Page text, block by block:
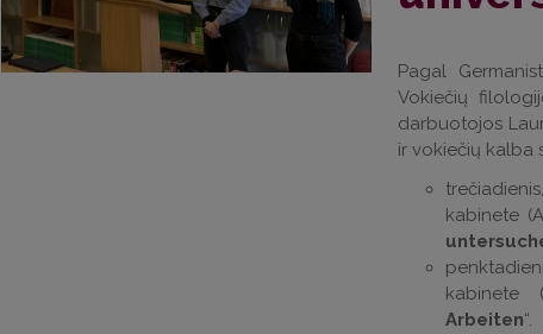
Pagal
Vokiečių
darbuotojos
ir vokiečių kalba
kabinete
kabinete
Arbeiten“.